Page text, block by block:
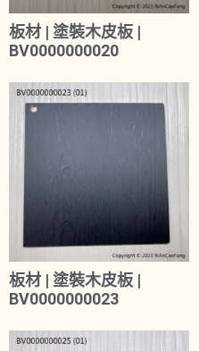
板材 | 塗裝木皮板 |
BV0000000020
板材 | 塗裝木皮板 |
BV0000000023